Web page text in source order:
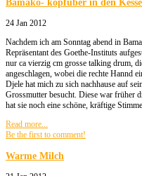
24 Jan 2012
Nachdem ich am Sonntag abend in
Repräsentant des Goethe-Instituts
nur ca vierzig cm grosse talking drum,
angeschlagen, wobei die rechte Hannd
Djele hat mich zu sich nachhause auf
Grossmutter besucht. Diese war früher
hat sie noch eine schöne, kräftige
Read more...
Be the first to comment!
Warme Milch